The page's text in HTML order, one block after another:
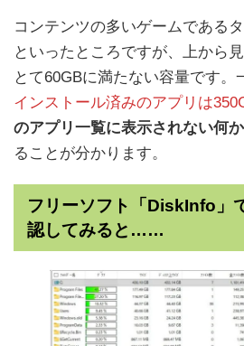
コンテンツの多いゲームである
といったところですが、上から
とて60GBに満たない容量です。
インストール済みのアプリは
のアプリ一覧に表示されない何か
ることが分かります。
フリーソフト「DiskInfo」
認してみると……